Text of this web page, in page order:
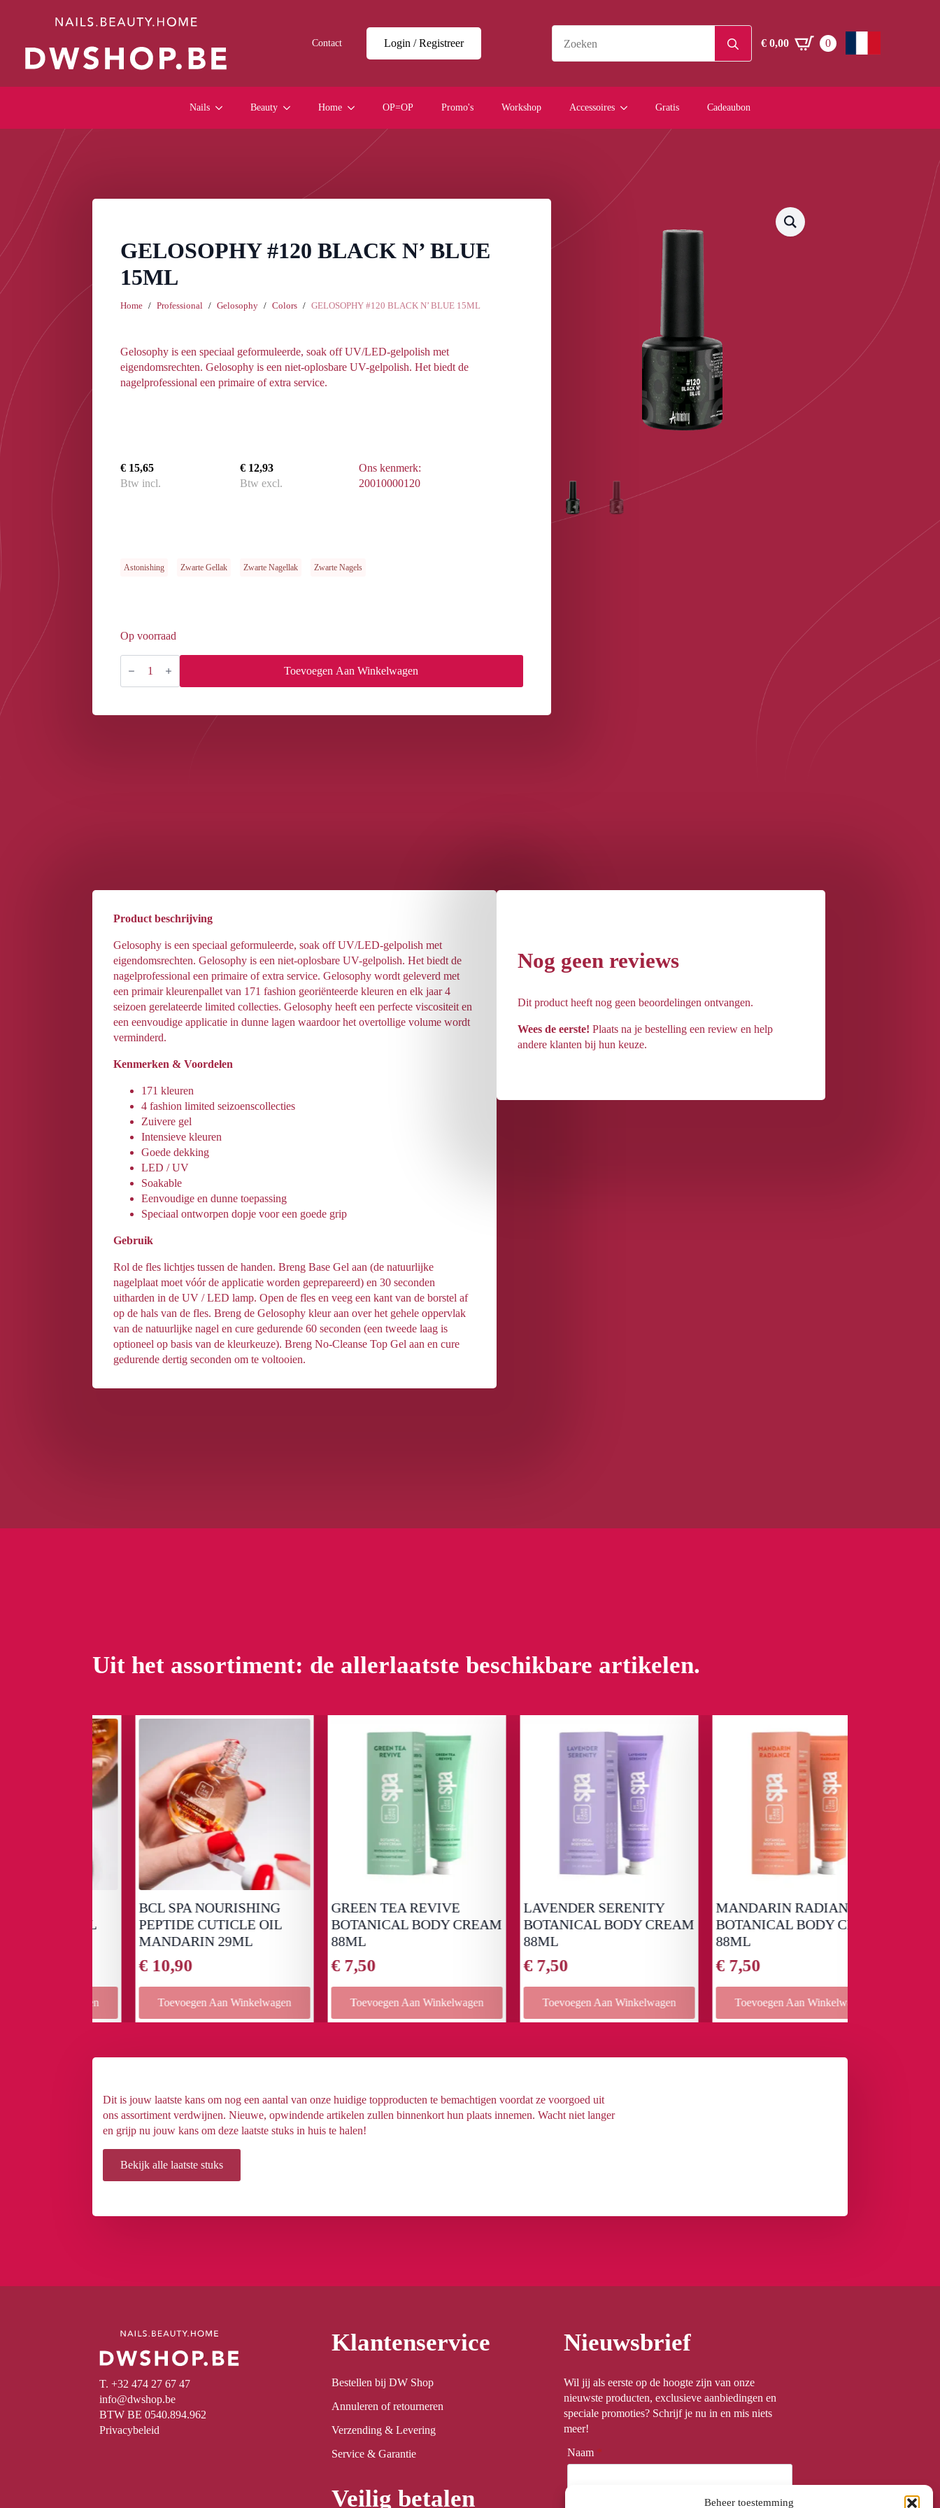
Beheer toestemming
Contact Login / Registreer
for:€0,00 0
Nails Beauty Home OP=OP Promo's Workshop Accessoires Gratis Cadeaubon
GELOSOPHY #120 BLACK N’ BLUE
15ML
Home Professional Gelosophy Colors GELOSOPHY #120 BLACK N’ BLUE 15ML
Gelosophy is een speciaal geformuleerde, soak off UV/LED-gelpolish met
eigendomsrechten. Gelosophy is een niet-oplosbare UV-gelpolish. Het biedt de
nagelprofessional een primaire of extra service.
€ 15,65
Btw incl.
€ 12,93
Btw excl.
Ons kenmerk:
20010000120
Astonishing Zwarte Gellak Zwarte Nagellak Zwarte Nagels
Op voorraad
GELOSOPHY
#120
15ML
Toevoegen Aan Winkelwagen
Product beschrijving
Gelosophy is een speciaal geformuleerde, soak off UV/LED-gelpolish met
eigendomsrechten. Gelosophy is een niet-oplosbare UV-gelpolish. Het biedt de
nagelprofessional een primaire of extra service. Gelosophy wordt geleverd met
een primair kleurenpallet van 171 fashion georiënteerde kleuren en elk jaar 4
seizoen gerelateerde limited collecties. Gelosophy heeft een perfecte viscositeit en
een eenvoudige applicatie in dunne lagen waardoor het overtollige volume wordt
verminderd.
Kenmerken & Voordelen
171 kleuren
4 fashion limited seizoenscollecties
Zuivere gel
Intensieve kleuren
Goede dekking
LED / UV
Soakable
Eenvoudige en dunne toepassing
Speciaal ontworpen dopje voor een goede grip
Gebruik
Rol de fles lichtjes tussen de handen. Breng Base Gel aan (de natuurlijke
nagelplaat moet vóór de applicatie worden geprepareerd) en 30 seconden
uitharden in de UV / LED lamp. Open de fles en veeg een kant van de borstel af
op de hals van de fles. Breng de Gelosophy kleur aan over het gehele oppervlak
van de natuurlijke nagel en cure gedurende 60 seconden (een tweede laag is
optioneel op basis van de kleurkeuze). Breng No-Cleanse Top Gel aan en cure
gedurende dertig seconden om te voltooien.
Nog geen reviews
Dit product heeft nog geen beoordelingen ontvangen.
Wees de eerste! Plaats na je bestelling een review en help
andere klanten bij hun keuze.
Uit het assortiment: de allerlaatste beschikbare artikelen.
BCL SPA NOURISHING
PEPTIDE CUTICLE OIL
MANDARIN 29ML
10,90
Toevoegen Aan Winkelwagen
GREEN TEA REVIVE
BOTANICAL BODY CREAM
7,50
Toevoegen Aan Winkelwagen
LAVENDER SERENITY
BOTANICAL BODY CREAM
7,50
Toevoegen Aan Winkelwagen
MANDARIN RADIANCE
BOTANICAL BODY CREAM
7,50
Toevoegen Aan Winkelwagen
Dit is jouw laatste kans om nog een aantal van onze huidige topproducten te bemachtigen voordat ze voorgoed uit
ons assortiment verdwijnen. Nieuwe, opwindende artikelen zullen binnenkort hun plaats innemen. Wacht niet langer
en grijp nu jouw kans om deze laatste stuks in huis te halen!
Bekijk alle laatste stuks
T. +32 474 27 67 47
info@dwshop.be
BTW BE 0540.894.962
Privacybeleid
Klantenservice
Bestellen bij DW Shop
Annuleren of retourneren
Verzending & Levering
Service & Garantie
Veilig betalen
Nieuwsbrief
Wil jij als eerste op de hoogte zijn van onze
nieuwste producten, exclusieve aanbiedingen en
speciale promoties? Schrijf je nu in en mis niets
meer!
Naam *